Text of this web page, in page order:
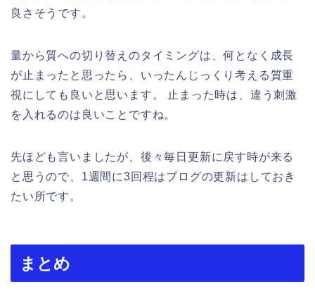
良さそうです。
量から質への切り替えのタイミングは、何となく成長
が止まったと思ったら、いったんじっくり考える質重
視にしても良いと思います。
止まった時は、違う刺激
を入れるのは良いことですね。
先ほども言いましたが、後々毎日更新に戻す時が来る
と思うので、1週間に3回程はブログの更新はしておき
たい所です。
まとめ